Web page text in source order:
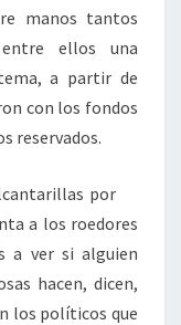
manos tantos
ellos una
a partir de
con los fondos
reservados.
por
a los roedores
a ver si alguien
hacen, dicen,
los políticos que